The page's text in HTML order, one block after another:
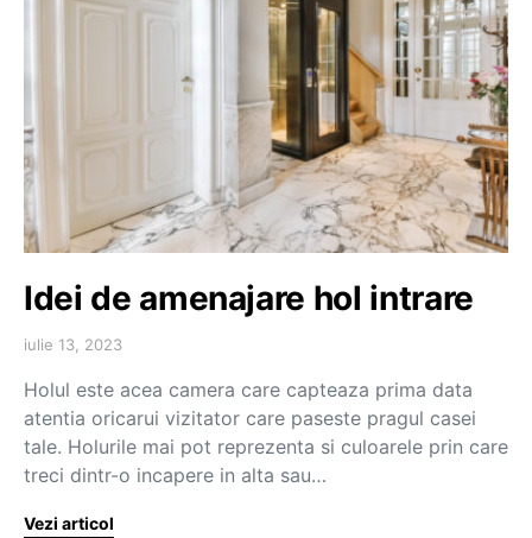
Idei de amenajare hol intrare
iulie 13, 2023
Holul este acea camera care capteaza prima data
atentia oricarui vizitator care paseste pragul casei
tale. Holurile mai pot reprezenta si culoarele prin care
treci dintr-o incapere in alta sau…
Vezi articol